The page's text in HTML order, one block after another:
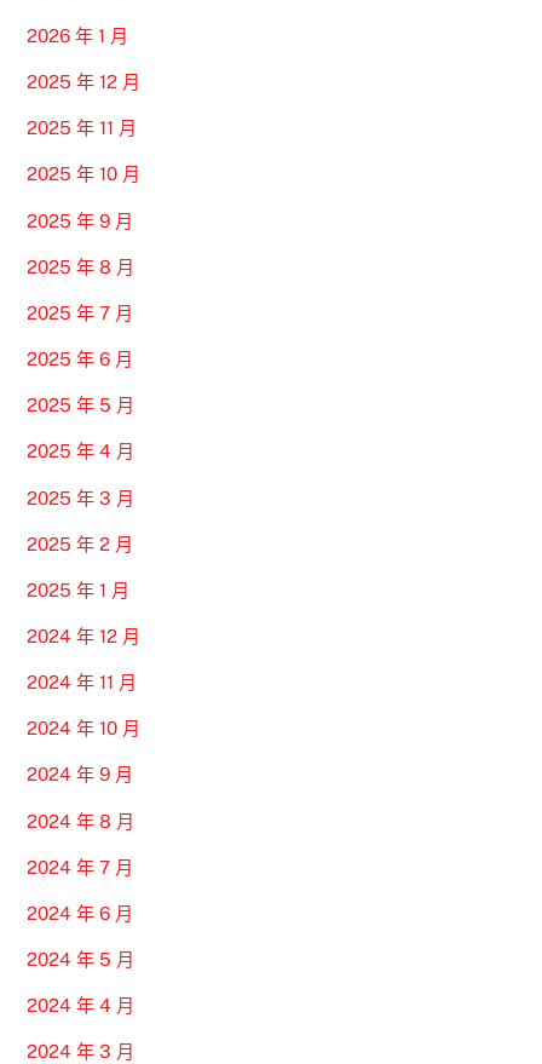
2026 年 1 月
2025 年 12 月
2025 年 11 月
2025 年 10 月
2025 年 9 月
2025 年 8 月
2025 年 7 月
2025 年 6 月
2025 年 5 月
2025 年 4 月
2025 年 3 月
2025 年 2 月
2025 年 1 月
2024 年 12 月
2024 年 11 月
2024 年 10 月
2024 年 9 月
2024 年 8 月
2024 年 7 月
2024 年 6 月
2024 年 5 月
2024 年 4 月
2024 年 3 月